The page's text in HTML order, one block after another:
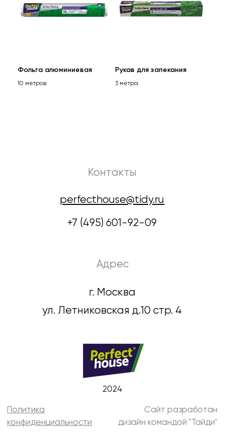
Фольга алюминиевая
10 метров
Рукав для запекания
3 метра